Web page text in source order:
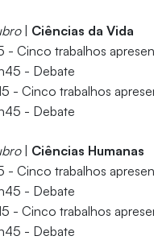
| Ciências da Vida
- Cinco trabalhos
- Debate
- Cinco trabalhos
- Debate
| Ciências Humanas
- Cinco trabalhos
- Debate
- Cinco trabalhos
- Debate